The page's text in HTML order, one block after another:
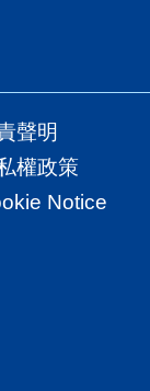
聲明
權政策
Notice